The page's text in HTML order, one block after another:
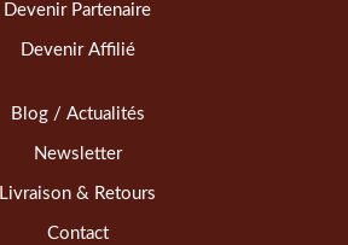
Devenir Partenaire
Devenir Affilié
Blog / Actualités
Newsletter
Livraison & Retours
Contact